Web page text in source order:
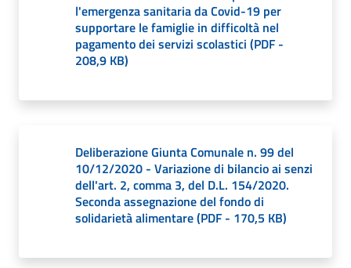
l'emergenza sanitaria da Covid-19 per
supportare le famiglie in difficoltà nel
pagamento dei servizi scolastici (PDF -
208,9 KB)
Deliberazione Giunta Comunale n. 99 del
10/12/2020 - Variazione di bilancio ai senzi
dell'art. 2, comma 3, del D.L. 154/2020.
Seconda assegnazione del fondo di
solidarietà alimentare(PDF - 170,5 KB)